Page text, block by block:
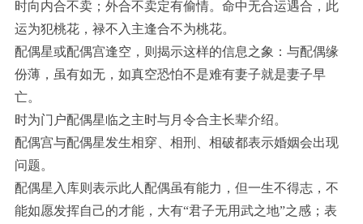
时向内合不卖；外合不卖定有偷情。命中无合运遇合，此
运为犯桃花，禄不入主逢合不为桃花。
配偶星或配偶宫逢空，则揭示这样的信息之象：与配偶缘
份薄，虽有如无，如真空恐怕不是难有妻子就是妻子早
亡。
时为门户配偶星临之主时与月令合主长辈介绍。
配偶宫与配偶星发生相穿、相刑、相破都表示婚姻会出现
问题。
配偶星入库则表示此人配偶虽有能力，但一生不得志，不
能如愿发挥自己的才能，大有“君子无用武之地”之感；表